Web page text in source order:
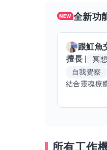
2. 自費用藥：
3. 特殊族群照護
*銀髮保健： 定
*癌症調理： 針
們非常歡迎你
全新功
跟魟魚
擅長
冥想
自我覺察
所有工作